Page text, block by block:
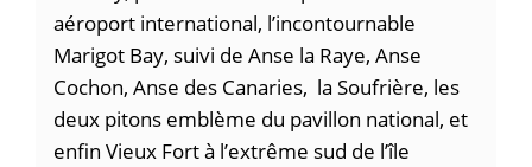
aéroport international, l’incontournable
Marigot Bay, suivi de Anse la Raye, Anse
Cochon, Anse des Canaries, la Soufrière, les
deux pitons emblème du pavillon national, et
enfin Vieux Fort à l’extrême sud de l’île